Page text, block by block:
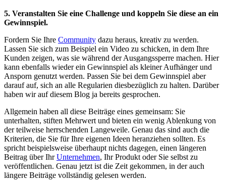
5. Veranstalten Sie eine Challenge und koppeln Sie diese an ein
Gewinnspiel.
Fordern Sie Ihre Community dazu heraus, kreativ zu werden.
Lassen Sie sich zum Beispiel ein Video zu schicken, in dem Ihre
Kunden zeigen, was sie während der Ausgangssperre machen. Hier
kann ebenfalls wieder ein Gewinnspiel als kleiner Aufhänger und
Ansporn genutzt werden. Passen Sie bei dem Gewinnspiel aber
darauf auf, sich an alle Regularien diesbezüglich zu halten. Darüber
haben wir auf diesem Blog ja bereits gesprochen.
Allgemein haben all diese Beiträge eines gemeinsam: Sie
unterhalten, stiften Mehrwert und bieten ein wenig Ablenkung von
der teilweise herrschenden Langeweile. Genau das sind auch die
Kriterien, die Sie für Ihre eigenen Ideen heranziehen sollten. Es
spricht beispielsweise überhaupt nichts dagegen, einen längeren
Beitrag über IhrUnternehmen, Ihr Produkt oder Sie selbst zu
veröffentlichen. Genau jetzt ist die Zeit gekommen, in der auch
längere Beiträge vollständig gelesen werden.